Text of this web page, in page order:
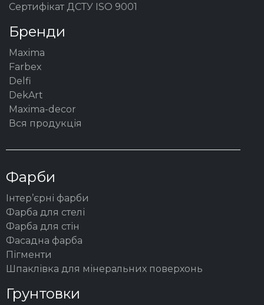
Сертифікат ДСТУ ISO 9001
Бренди
Maxima
Farbex
Delfi
DekArt
Maxima-decor
Вся продукція
Фарби
Інтер’єрні фарби
Фарба для стелі
Фарба для стін
Фасадна фарба
Пігменти
Шпаклівка для мінеральних поверхонь
Грунтовки